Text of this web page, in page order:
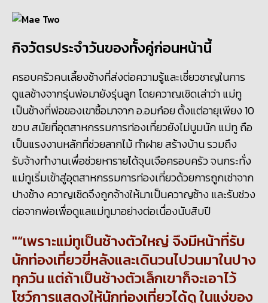
กิจวัตรประจำวันของทั้งคู่ก่อนหน้านี้
ครอบครัวคนเลี้ยงช้างที่ส่งต่อความรู้และเชี่ยวชาญในการ
ดูแลช้างจากรุ่นพ่อมายังรุ่นลูก โดยควาญเชิดเล่าว่า แม่ทู
เป็นช้างที่พ่อของเขาซื้อมาจาก อ.อมก๋อย ตั้งแต่อายุเพียง 10
ขวบ สมัยที่อุตสาหกรรมการท่องเที่ยวยังไม่บูมนัก แม่ทู ถือ
เป็นแรงงานหลักที่ช่วยลากไม้ ทำฝาย สร้างบ้าน รวมถึง
รับจ้างทำงานเพื่อช่วยหารายได้จุนเจือครอบครัว จนกระทั่ง
แม่ทูเริ่มเข้าสู่อุตสาหกรรมการท่องเที่ยวด้วยการถูกเช่าจาก
ปางช้าง ควาญเชิดจึงถูกจ้างให้มาเป็นควาญช้าง และรับช่วง
ต่อจากพ่อเพื่อดูแลแม่ทูมาอย่างต่อเนื่องนับสิบปี
“เพราะแม่ทูเป็นช้างตัวใหญ่ จึงมีหน้าที่รับ
นักท่องเที่ยวขี่หลังและเดินวนไปวนมาในปาง
ทุกวัน แต่ถ้าเป็นช้างตัวเล็กเขาก็จะเอาไว้
โชว์การแสดงให้นักท่องเที่ยวได้ดูในแง่ของ